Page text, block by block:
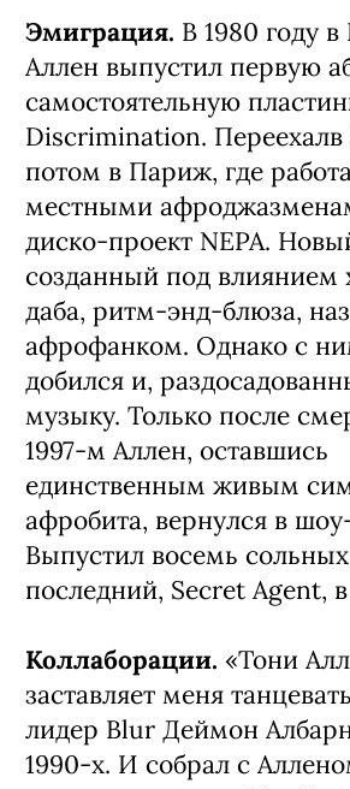
Эмиграция. В 1980 году
Аллен выпустил первую
самостоятельную
Discrimination.
потом в Париж, где
местными
диско-проект NEPA.
созданный под влиянием
даба, ритм-энд-блюза,
афрофанком. Однако с
добился и,
музыку. Только после
1997-м Аллен, оставшись
единственным живым
афробита, вернулся в
Выпустил восемь
последний, Secret Agent,
Коллаборации. «Тони
заставляет меня
лидер Blur Деймон
1990-х. И собрал с